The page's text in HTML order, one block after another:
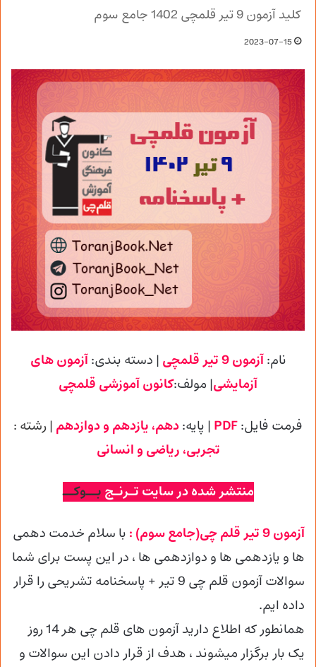
کلید آزمون 9 تیر قلمچی 1402 جامع سوم
2023-07-15
نام:آزمون 9 تیر قلمچی | دسته بندی:آزمون های
آزمایشی| مولف:کانون آموزشی قلمچی
فرمت فایل:PDF | پایه:دهم، یازدهم و دوازدهم | رشته :
تجربی، ریاضی و انسانی
منتشر شده در سایت تـرنـج بــوکــ
آزمون 9 تیر قلم چی(جامع سوم) :
با سلام خدمت دهمی
ها و یازدهمی ها و دوازدهمی ها ، در این پست برای شما
سوالات آزمون قلم چی 9 تیر + پاسخنامه تشریحی را قرار
داده ایم.
همانطور که اطلاع دارید آزمون های قلم چی هر 14 روز
یک بار برگزار میشوند ، هدف از قرار دادن این سوالات و